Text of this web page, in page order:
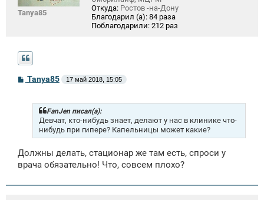
Tanya85
Откуда: Ростов -на-Дону
Благодарил (а): 84 раза
Поблагодарили: 212 раз
С
о
Tanya85 17 май 2018, 15:05
FanJen писал(а):
Девчат, кто-нибудь знает, делают у нас в клинике что-
нибудь при гипере? Капельницы может какие?
Должны делать, стационар же там есть, спроси у
врача обязательно! Что, совсем плохо?